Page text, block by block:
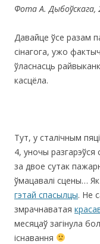
Фота А. Дыбоўскага,
Давайце ўсе разам
сінагога, ужо
ўласнасць
касцёла.
Тут, у сталічным
4, уночы
за двое сутак
ўмацавалі сцены…
гэтай спасылцы. Не
змрачнаватая
месяцаў загінула
існавання